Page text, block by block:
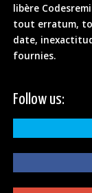
libère
tout erratum,
date,
fournies.
Follow us: